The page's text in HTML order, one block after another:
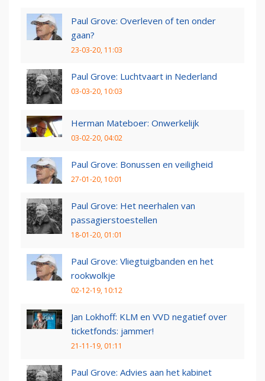
Paul Grove: Overleven of ten onder
gaan?
23-03-20, 11:03
Paul Grove: Luchtvaart in Nederland
03-03-20, 10:03
Herman Mateboer: Onwerkelijk
03-02-20, 04:02
Paul Grove: Bonussen en veiligheid
27-01-20, 10:01
Paul Grove: Het neerhalen van
passagierstoestellen
18-01-20, 01:01
Paul Grove: Vliegtuigbanden en het
rookwolkje
02-12-19, 10:12
Jan Lokhoff: KLM en VVD negatief over
ticketfonds: jammer!
21-11-19, 01:11
Paul Grove: Advies aan het kabinet